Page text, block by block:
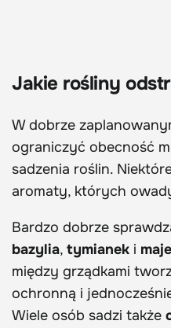
Jakie rośliny
W dobrze
ograniczyć obecność
sadzenia roślin.
aromaty, których
Bardzo dobrze
bazylia, tymianek i
między grządkami
ochronną i
Wiele osób sadzi także